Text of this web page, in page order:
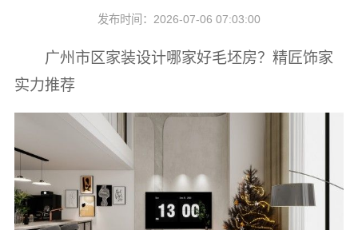
发布时间：2026-07-06 07:03:00
广州市区家装设计哪家好毛坯房？精匠饰家
实力推荐